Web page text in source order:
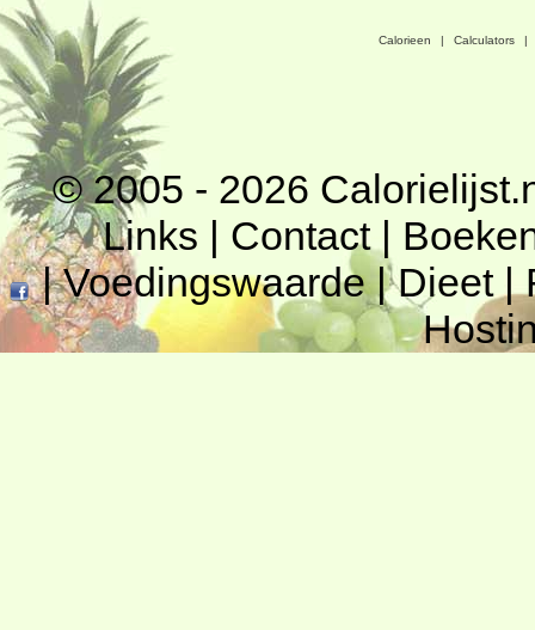
Calorieen | Calculators |
© 2005 - 2026
Links | Contact|
|Voedingswaarde|Dieet|